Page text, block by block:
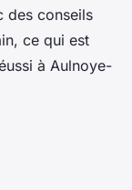
des conseils
ce qui est
à Aulnoye-